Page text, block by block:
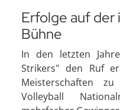
Erfolge auf der
Bühne
In den letzten
Strikers" den Ruf
Meisterschaften
Volleyball